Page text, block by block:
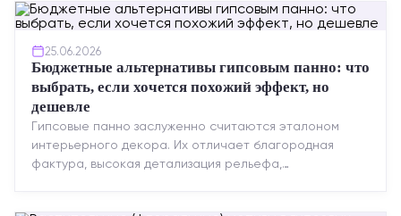
25.06.2026
Бюджетные альтернативы гипсовым панно: что
выбрать, если хочется похожий эффект, но
дешевле
Гипсовые панно заслуженно считаются эталоном
интерьерного декора. Их отличает благородная
фактура, высокая детализация рельефа,